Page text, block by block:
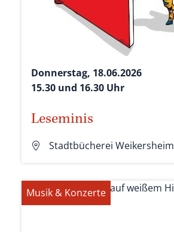
Donnerstag, 18.06.2026
15.30 und 16.30 Uhr
Leseminis
Stadtbücherei Weikersheim
Musik & Konzerte